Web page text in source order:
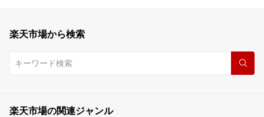
楽天市場から検索
楽天市場の関連ジャンル